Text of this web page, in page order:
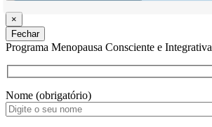
×
Fechar
Programa Menopausa Consciente e Integrativa
Nome (obrigatório)